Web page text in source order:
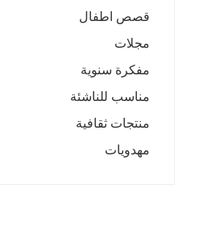
قصص اطفال
مجلات
مفكرة سنوية
مناسب للناشئة
منتجات ثقافية
مهدويات